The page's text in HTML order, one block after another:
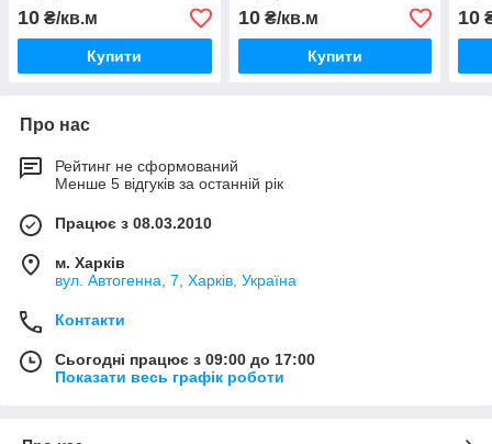
10 ₴/кв.м
Купити
10₴/кв.м
Купити
10
Про нас
Рейтинг не сформований
Менше 5 відгуків за останній рік
Працює з 08.03.2010
м. Харків
вул. Автогенна, 7, Харків, Україна
Контакти
Сьогодні працює з 09:00 до 17:00
Показати весь графік роботи